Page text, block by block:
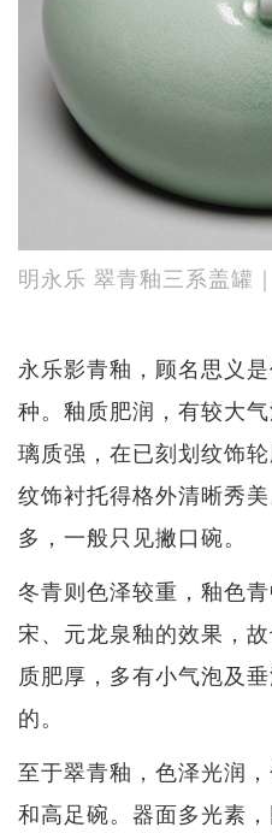
明永乐 翠青釉三系盖罐
永乐影青釉，顾名思义
种。釉质肥润，有较大
璃质强，在已刻划纹饰
纹饰衬托得格外清晰秀
多，一般只见撇口碗。
冬青则色泽较重，釉色
宋、元龙泉釉的效果，
质肥厚，多有小气泡及
的。
至于翠青釉，色泽光润
和高足碗。器面多光素